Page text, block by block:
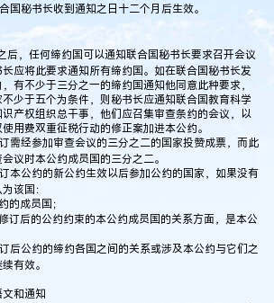
秘书长收到通知之日十二个月后生效。
，任何缔约国可以通知联合国秘书长要求召开会议
应将此要求通知所有缔约国。如在联合国秘书长发
有不少于三分之一的缔约国通知他同意此种要求，
少于五个为条件，则秘书长应通知联合国教育科学
产权组织总干事，他们应召集审查条约的会议，以
用费双重征税行动的修正案加进本公约。
经参加审查会议的三分之二的国家投赞成票，而此
议时本公约成员国的三分之二。
公约的新公约生效以后参加公约的国家，如果没有
该国：
成员国；
后的公约约束的本公约成员国的关系方面，是本公
公约的缔约各国之间的关系或涉及本公约与它们之
有效。
和通知